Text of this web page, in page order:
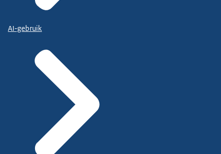
AI-gebruik